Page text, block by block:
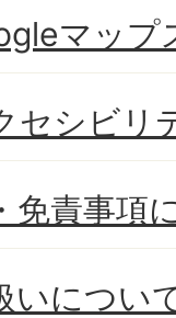
マップ
セシビリ
免責事項
いについ